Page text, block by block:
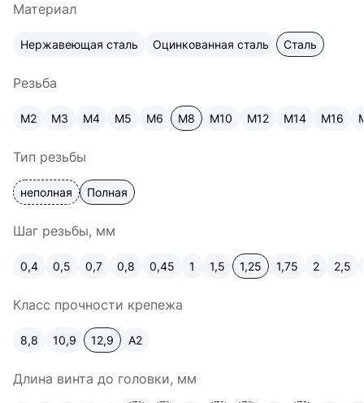
Материал
Нержавеющая сталь Оцинкованная сталь Сталь
Резьба
М2 М3 М4 М5 М6 М8 М10 М12 М14 М16
Тип резьбы
неполная Полная
Шаг резьбы, мм
0,4 0,5 0,7 0,8 0,45 1 1,5 1,25 1,75 2 2,5
Класс прочности крепежа
8,8 10,9 12,9 A2
Длина винта до головки, мм